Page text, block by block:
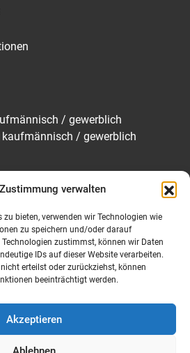
verwalten
bieten, verwenden wir Technologien wie
zu speichern und/oder darauf
zustimmst, können wir Daten
IDs auf dieser Website verarbeiten.
erteilst oder zurückziehst, können
beeinträchtigt werden.
Akzeptieren
/ gewerblich
/ gewerblich
Vermittlung